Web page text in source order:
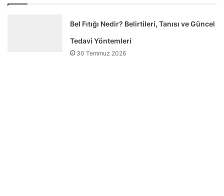
Bel Fıtığı Nedir? Belirtileri, Tanısı ve Güncel
Tedavi Yöntemleri
30 Temmuz 2026